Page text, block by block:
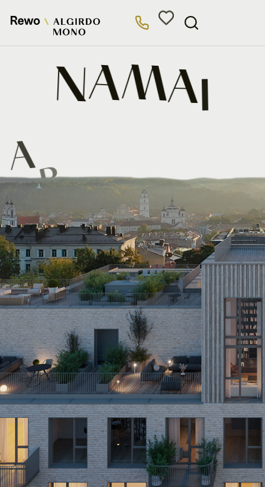
NAMAI
A